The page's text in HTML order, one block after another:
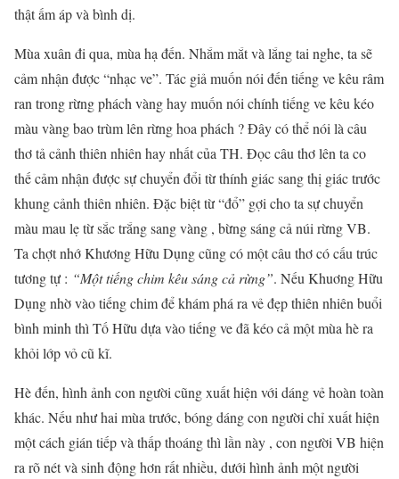
thật ấm áp và bình dị.
Mùa xuân đi qua, mùa hạ đến. Nhắm mắt và lắng tai nghe, ta sẽ
cảm nhận được “nhạc ve”. Tác giả muốn nói đến tiếng ve kêu râm
ran trong rừng phách vàng hay muốn nói chính tiếng ve kêu kéo
màu vàng bao trùm lên rừng hoa phách ? Đây có thể nói là câu
thơ tả cảnh thiên nhiên hay nhất của TH. Đọc câu thơ lên ta co
thế cảm nhận được sự chuyển đổi từ thính giác sang thị giác trước
khung cảnh thiên nhiên. Đặc biệt từ “đổ” gợi cho ta sự chuyển
màu mau lẹ từ sắc trắng sang vàng , bừng sáng cả núi rừng VB.
Ta chợt nhớ Khương Hữu Dụng cũng có một câu thơ có cấu trúc
tương tự : “Một tiếng chim kêu sáng cả rừng”. Nếu Khuơng Hữu
Dụng nhờ vào tiếng chim để khám phá ra vẻ đẹp thiên nhiên buổi
bình minh thì Tố Hữu dựa vào tiếng ve đã kéo cả một mùa hè ra
khỏi lớp vỏ cũ kĩ.
Hè đến, hình ảnh con người cũng xuất hiện với dáng vẻ hoàn toàn
khác. Nếu như hai mùa trước, bóng dáng con người chỉ xuất hiện
một cách gián tiếp và thấp thoáng thì lần này , con người VB hiện
ra rõ nét và sinh động hơn rất nhiều, dưới hình ảnh một người